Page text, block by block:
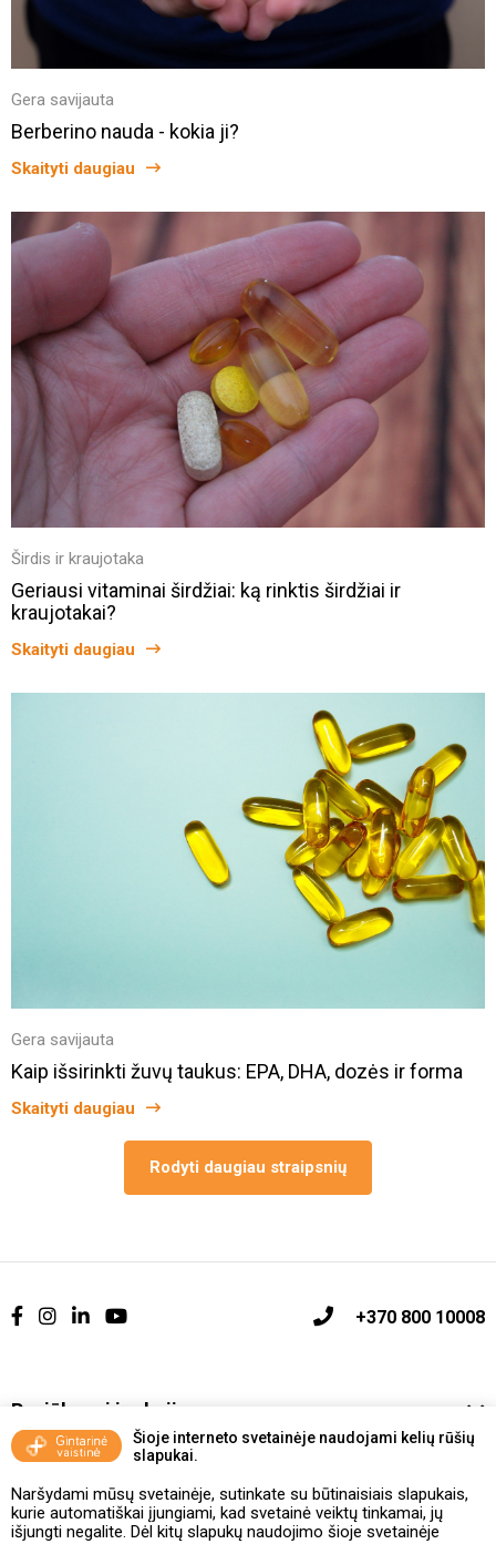
Šioje interneto svetainėje naudojami kelių rūšių
slapukai.
Naršydami mūsų svetainėje, sutinkate su būtinaisiais slapukais,
kurie automatiškai įjungiami, kad svetainė veiktų tinkamai, jų
išjungti negalite. Dėl kitų slapukų naudojimo šioje svetainėje
Gera savijauta
Berberino nauda - kokia ji?
Skaityti daugiau
Širdis ir kraujotaka
Geriausi vitaminai širdžiai: ką rinktis širdžiai ir
kraujotakai?
Skaityti daugiau
Gera savijauta
Kaip išsirinkti žuvų taukus: EPA, DHA, dozės ir forma
Skaityti daugiau
Rodyti daugiau straipsnių
+370 800 10008
Pasiūlymai ir akcijos
Vakcinavimo tvarka ir taisyklės
Kontaktai ir Karjera